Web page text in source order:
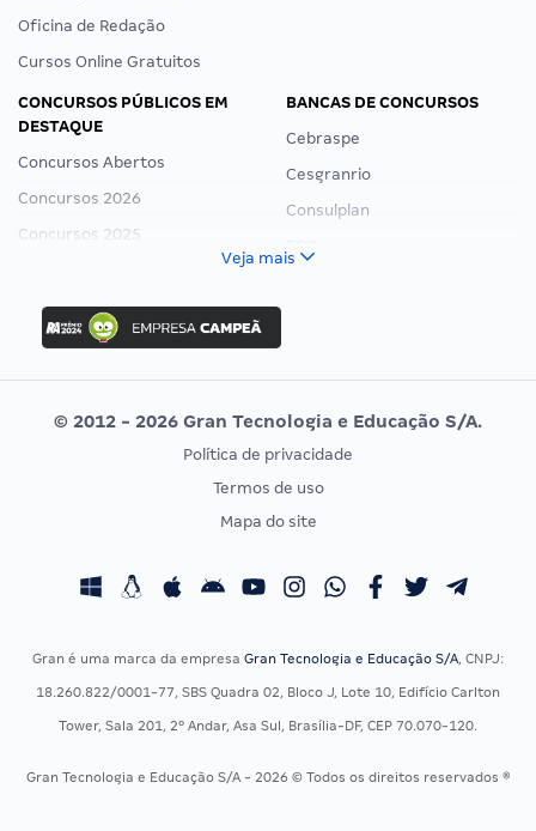
Oficina de Redação
Cursos Online Gratuitos
CONCURSOS PÚBLICOS EM
DESTAQUE
Concursos Abertos
Concursos 2026
Concursos 2025
Concurso Nacional Unificado
Concurso Ibama
Concurso MPU
Editais publicados
BANCAS DE CONCURSOS
Cebraspe
Cesgranrio
Consulplan
Vunesp
CONCURSOS POR PROFISSÃO
Concursos Fiscais
Concursos Saúde
Residência Multiprofissional
EXAME DE ORDEM
Calendário OAB
Veja mais
© 2012 - 2026 Gran Tecnologia e Educação S/A.
Política de privacidade
Termos de uso
Mapa do site
Gran é uma marca da empresa Gran Tecnologia e Educação S/A, CNPJ:
18.260.822/0001-77, SBS Quadra 02, Bloco J, Lote 10, Edifício Carlton
Tower, Sala 201, 2º Andar, Asa Sul, Brasília-DF, CEP 70.070-120.
Gran Tecnologia e Educação S/A - 2026 © Todos os direitos reservados ®